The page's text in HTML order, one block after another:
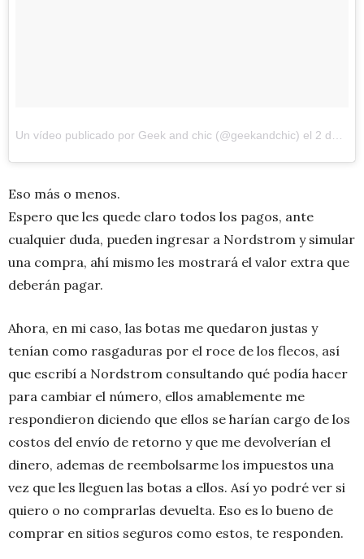
Un vídeo publicado por Geek and chic (@geekandchic) el 2 de Abr de 2015 a la(s) 11:30 PDT
Eso más o menos.
Espero que les quede claro todos los pagos, ante
cualquier duda, pueden ingresar a Nordstrom y simular
una compra, ahí mismo les mostrará el valor extra que
deberán pagar.
Ahora, en mi caso, las botas me quedaron justas y
tenían como rasgaduras por el roce de los flecos, así
que escribí a Nordstrom consultando qué podía hacer
para cambiar el número, ellos amablemente me
respondieron diciendo que ellos se harían cargo de los
costos del envío de retorno y que me devolverían el
dinero, ademas de reembolsarme los impuestos una
vez que les lleguen las botas a ellos. Así yo podré ver si
quiero o no comprarlas devuelta. Eso es lo bueno de
comprar en sitios seguros como estos, te responden.